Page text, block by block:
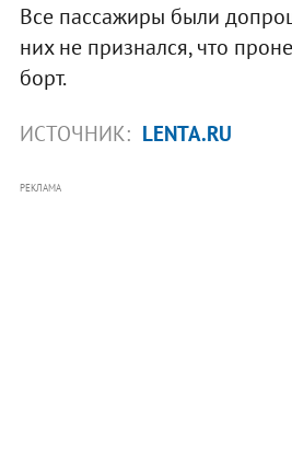
Все пассажиры были
них не признался, что
борт.
ИСТОЧНИК: LENTA.RU
РЕКЛАМА